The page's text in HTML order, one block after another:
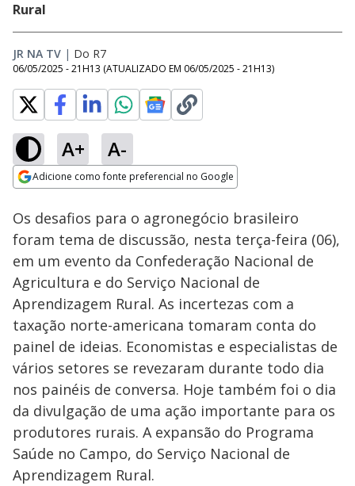
Rural
JR NA TV | Do R7
06/05/2025 - 21H13 (ATUALIZADO EM 06/05/2025 - 21H13)
A+ A-
Adicione como fonte preferencial no Google
Ativar
Loaded
35.33%
Os desafios para o agronegócio brasileiro
foram tema de discussão, nesta terça-feira (06),
em um evento da Confederação Nacional de
Agricultura e do Serviço Nacional de
Aprendizagem Rural. As incertezas com a
taxação norte-americana tomaram conta do
painel de ideias. Economistas e especialistas de
vários setores se revezaram durante todo dia
nos painéis de conversa. Hoje também foi o dia
da divulgação de uma ação importante para os
produtores rurais. A expansão do Programa
Saúde no Campo, do Serviço Nacional de
Aprendizagem Rural.